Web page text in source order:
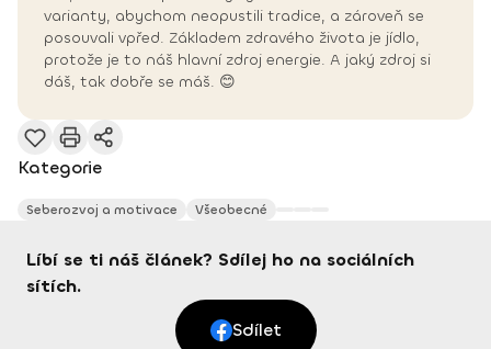
varianty, abychom neopustili tradice, a zároveň se
posouvali vpřed. Základem zdravého života je jídlo,
protože je to náš hlavní zdroj energie. A jaký zdroj si
dáš, tak dobře se máš. 😊
Kategorie
Seberozvoj a motivace Všeobecné
Líbí se ti náš článek? Sdílej ho na sociálních
sítích.
Sdílet